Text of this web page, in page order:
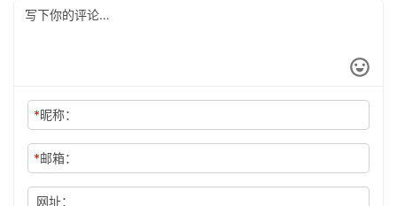
*昵称：
*邮箱：
网址：